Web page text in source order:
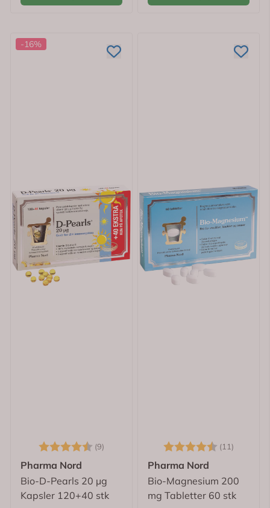
-16%
Karakter: (9)
4.1 av 5 mulige
Pharma Nord
Bio-D-Pearls 20 µg
Kapsler 120+40 stk
Karakter: (11)
Pharma Nord
Bio-Magnesium 200
mg Tabletter 60 stk